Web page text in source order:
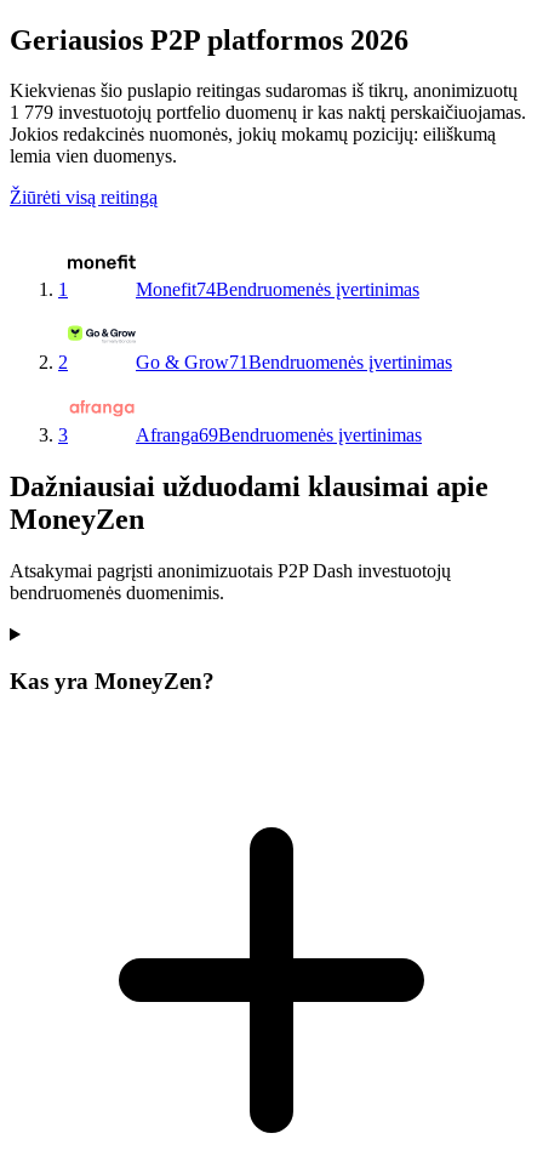
Geriausios P2P platformos 2026
Kiekvienas šio puslapio reitingas sudaromas iš tikrų, anonimizuotų
1 779 investuotojų portfelio duomenų ir kas naktį perskaičiuojamas.
Jokios redakcinės nuomonės, jokių mokamų pozicijų: eiliškumą
lemia vien duomenys.
Žiūrėti visą reitingą
1 Monefit74Bendruomenės įvertinimas
2 Go & Grow71Bendruomenės įvertinimas
3 Afranga69Bendruomenės įvertinimas
Dažniausiai užduodami klausimai apie
MoneyZen
Atsakymai pagrįsti anonimizuotais P2P Dash investuotojų
bendruomenės duomenimis.
Kas yra MoneyZen?